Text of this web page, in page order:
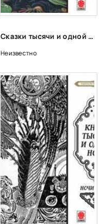
Сказки тысячи и одной ночи. Ночи 306-356
Неизвестно